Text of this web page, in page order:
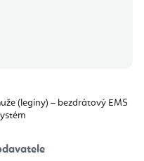
(legíny) – bezdrátový EMS